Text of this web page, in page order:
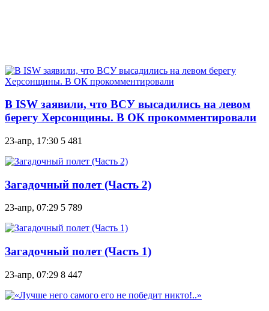
В ISW заявили, что ВСУ высадились на левом
берегу Херсонщины. В ОК прокомментировали
23-апр, 17:30 5 481
Загадочный полет (Часть 2)
23-апр, 07:29 5 789
Загадочный полет (Часть 1)
23-апр, 07:29 8 447